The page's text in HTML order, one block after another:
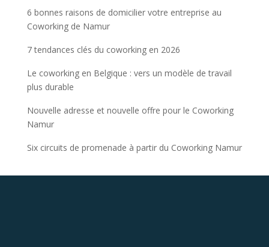
6 bonnes raisons de domicilier votre entreprise au
Coworking de Namur
7 tendances clés du coworking en 2026
Le coworking en Belgique : vers un modèle de travail
plus durable
Nouvelle adresse et nouvelle offre pour le Coworking
Namur
Six circuits de promenade à partir du Coworking Namur